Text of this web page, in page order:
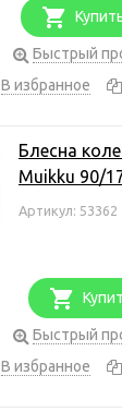
Быстрый
В избранное
Блесна
Muikku 90/
Артикул: 53362
Быстрый
В избранное